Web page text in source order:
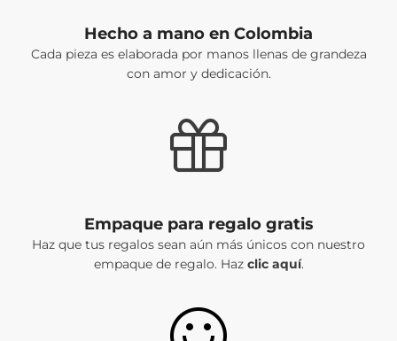
Hecho a mano en Colombia
Cada pieza es elaborada por manos llenas de grandeza
con amor y dedicación.
Empaque para regalo gratis
Haz que tus regalos sean aún más únicos con nuestro
empaque de regalo. Haz clic aquí.